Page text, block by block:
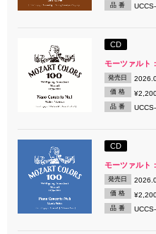
品 番
CD
モーツァルト
発売日
価 格
品 番
CD
モーツァルト
発売日
価 格
品 番